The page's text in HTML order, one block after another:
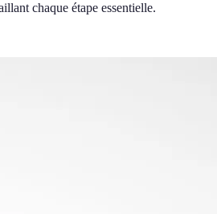
chaque étape essentielle.